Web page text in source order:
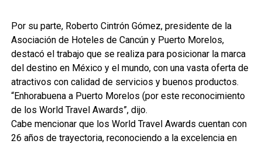
Por su parte, Roberto Cintrón Gómez, presidente de la
Asociación de Hoteles de Cancún y Puerto Morelos,
destacó el trabajo que se realiza para posicionar la marca
del destino en México y el mundo, con una vasta oferta de
atractivos con calidad de servicios y buenos productos.
“Enhorabuena a Puerto Morelos (por este reconocimiento
de los World Travel Awards”, dijo.
Cabe mencionar que los World Travel Awards cuentan con
26 años de trayectoria, reconociendo a la excelencia en